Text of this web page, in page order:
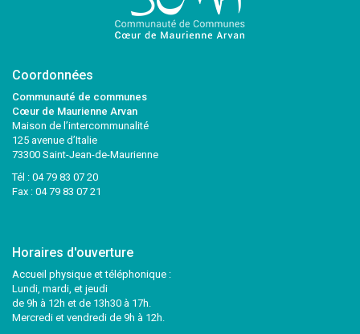
Coordonnées
Communauté de communes
Cœur de Maurienne Arvan
Maison de l’intercommunalité
125 avenue d’Italie
73300 Saint-Jean-de-Maurienne
Tél : 04 79 83 07 20
Fax : 04 79 83 07 21
Horaires d'ouverture
Accueil physique et téléphonique :
Lundi, mardi, et jeudi
de 9h à 12h et de 13h30 à 17h.
Mercredi et vendredi de 9h à 12h.